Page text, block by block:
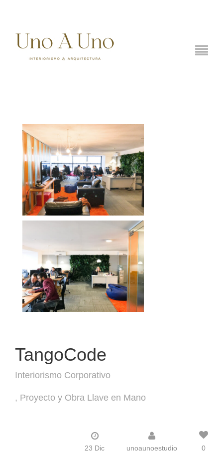
TangoCode
Interiorismo Corporativo
Proyecto y Obra Llave en Mano
23 Dic unoaunoestudio 0